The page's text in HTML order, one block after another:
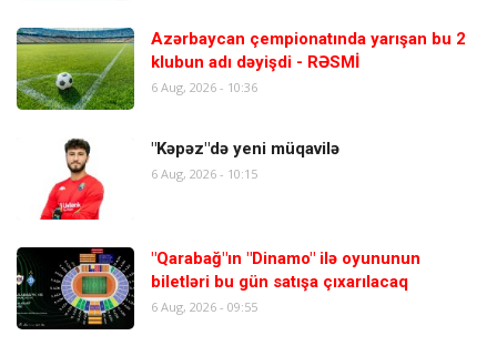
Azərbaycan çempionatında yarışan bu 2
klubun adı dəyişdi - RƏSMİ
6 Aug, 2026 - 10:36
"Kəpəz"də yeni müqavilə
6 Aug, 2026 - 10:15
"Qarabağ"ın "Dinamo" ilə oyununun
biletləri bu gün satışa çıxarılacaq
6 Aug, 2026 - 09:55